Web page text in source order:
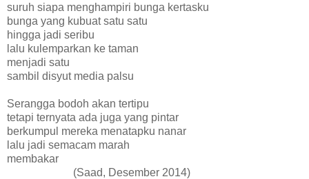
suruh siapa menghampiri bunga kertasku
bunga yang kubuat satu satu
hingga jadi seribu
lalu kulemparkan ke taman
menjadi satu
sambil disyut media palsu
Serangga bodoh akan tertipu
tetapi ternyata ada juga yang pintar
berkumpul mereka menatapku nanar
lalu jadi semacam marah
membakar
(Saad, Desember 2014)